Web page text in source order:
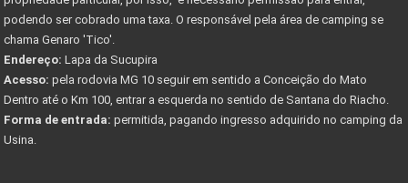
podendo ser cobrado uma taxa. O responsável pela área de camping se
chama Genaro 'Tico'.
Endereço: Lapa da Sucupira
Acesso: pela rodovia MG 10 seguir em sentido a Conceição do Mato
Dentro até o Km 100, entrar a esquerda no sentido de Santana do Riacho.
Forma de entrada: permitida, pagando ingresso adquirido no camping da
Usina.